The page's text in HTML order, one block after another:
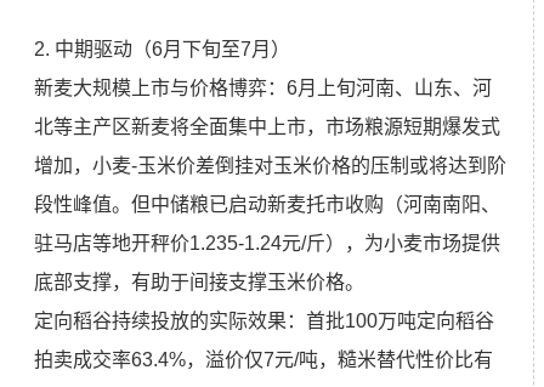
2. 中期驱动（6月下旬至7月）
新麦大规模上市与价格博弈：6月上旬河南、山东、河
北等主产区新麦将全面集中上市，市场粮源短期爆发式
增加，小麦-玉米价差倒挂对玉米价格的压制或将达到阶
段性峰值。但中储粮已启动新麦托市收购（河南南阳、
驻马店等地开秤价1.235-1.24元/斤），为小麦市场提供
底部支撑，有助于间接支撑玉米价格。
定向稻谷持续投放的实际效果：首批100万吨定向稻谷
拍卖成交率63.4%，溢价仅7元/吨，糙米替代性价比有